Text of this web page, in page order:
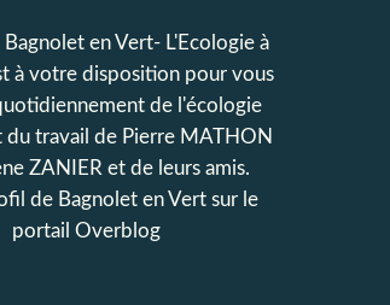
en Vert- L'Ecologie à
à votre disposition pour vous
de l'écologie
travail de Pierre MATHON
ZANIER et de leurs amis.
de Bagnolet en Vertsur le
portail Overblog